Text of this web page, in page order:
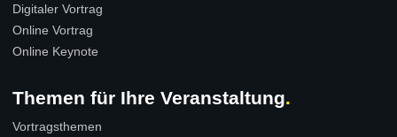
Digitaler Vortrag
Online Vortrag
Online Keynote
Themen für Ihre Veranstaltung
Vortragsthemen